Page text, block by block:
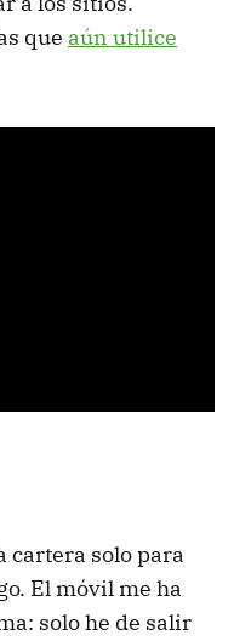
que aún utilice
cartera solo para
El móvil me ha
solo he de salir